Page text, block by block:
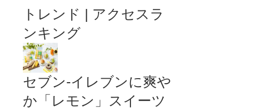
トレンド | アクセスラ
ンキング
セブン‐イレブンに爽や
か「レモン」スイーツ